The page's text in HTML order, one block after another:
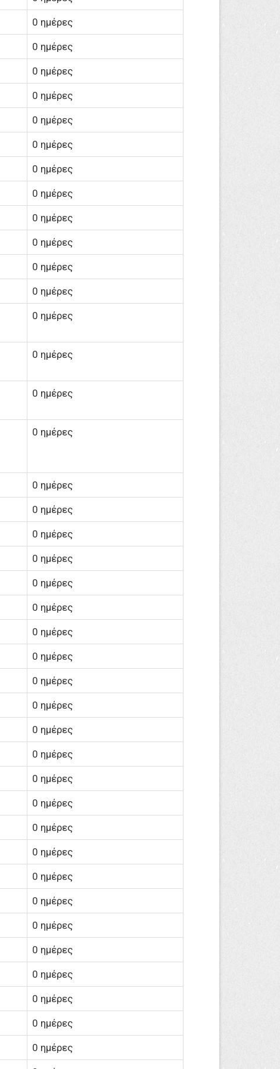
0 ημέρες
0 ημέρες
0 ημέρες
0 ημέρες
0 ημέρες
0 ημέρες
0 ημέρες
0 ημέρες
0 ημέρες
0 ημέρες
0 ημέρες
0 ημέρες
0 ημέρες
0 ημέρες
0 ημέρες
0 ημέρες
0 ημέρες
0 ημέρες
0 ημέρες
0 ημέρες
0 ημέρες
0 ημέρες
0 ημέρες
0 ημέρες
0 ημέρες
0 ημέρες
0 ημέρες
0 ημέρες
0 ημέρες
0 ημέρες
0 ημέρες
0 ημέρες
0 ημέρες
0 ημέρες
0 ημέρες
0 ημέρες
0 ημέρες
0 ημέρες
0 ημέρες
0 ημέρες